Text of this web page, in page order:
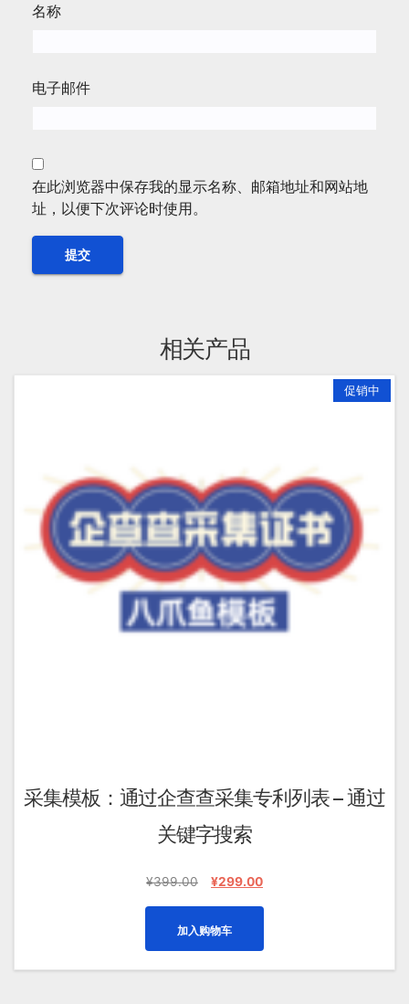
名称
电子邮件
在此浏览器中保存我的显示名称、邮箱地址和网站地
址，以便下次评论时使用。
相关产品
促销中
采集模板：通过企查查采集专利列表 – 通过
关键字搜索
¥399.00
原
¥399.00。
¥299.00当
为：
¥299.00。
加入购物车